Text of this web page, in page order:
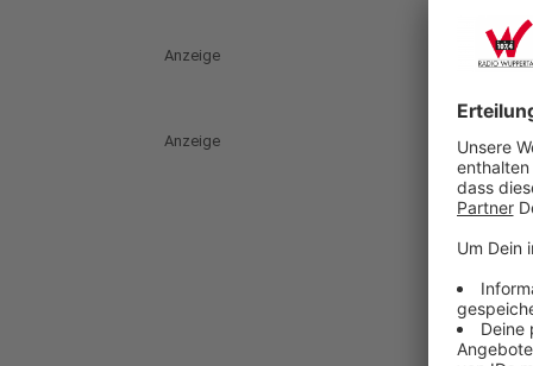
Anzeige
Anzeige